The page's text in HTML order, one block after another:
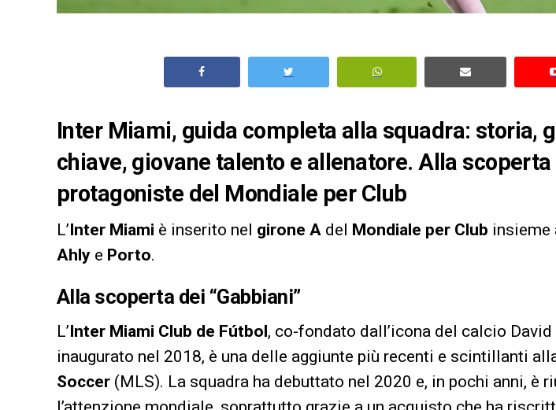
Inter Miami, guida completa alla squadra: storia,
chiave, giovane talento e allenatore. Alla
protagoniste del Mondiale per Club
L’Inter Miami è inserito nel girone A del Mondiale per Club insieme
Ahly e Porto.
Alla scoperta dei “Gabbiani”
L’Inter Miami Club de Fútbol, co-fondato dall’icona del calcio David
inaugurato nel 2018, è una delle aggiunte più recenti e scintillanti
Soccer (MLS). La squadra ha debuttato nel 2020 e, in pochi anni, è